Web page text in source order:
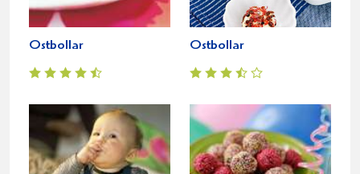
Ostbollar Ostbollar